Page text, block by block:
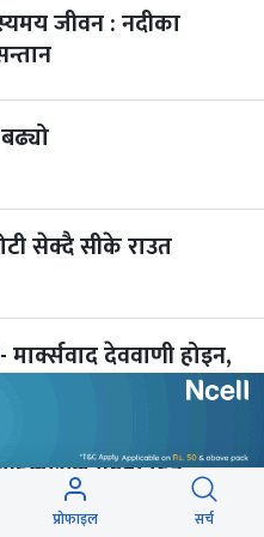
७ महिना बाँकी
जीवन : नदीका
सेक्दै सीके राउत
मार्क्सवाद देववाणी होइन,
फिर्ता दिन
प्रोफाइल सर्च